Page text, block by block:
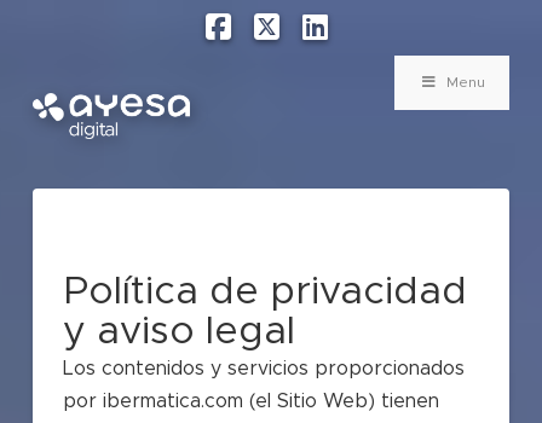
LinkedIn
Menu
Política de privacidad
y aviso legal
Los contenidos y servicios proporcionados
por ibermatica.com (el Sitio Web) tienen